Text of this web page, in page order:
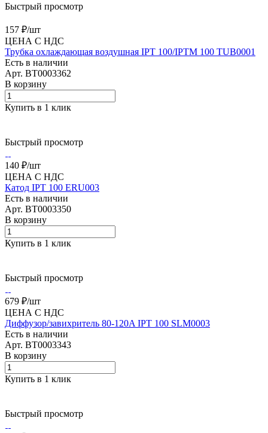
Быстрый просмотр
157 ₽/шт
ЦЕНА С НДС
Трубка охлаждающая воздушная IPT 100/IPTM 100 TUB0001
Есть в наличии
Арт. BT0003362
В корзину
Купить в 1 клик
Быстрый просмотр
140 ₽/шт
ЦЕНА С НДС
Катод IPT 100 ERU003
Есть в наличии
Арт. BT0003350
В корзину
Купить в 1 клик
Быстрый просмотр
679 ₽/шт
ЦЕНА С НДС
Диффузор/завихритель 80-120A IPT 100 SLM0003
Есть в наличии
Арт. BT0003343
В корзину
Купить в 1 клик
Быстрый просмотр